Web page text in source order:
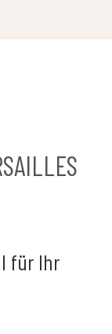
für Ihr